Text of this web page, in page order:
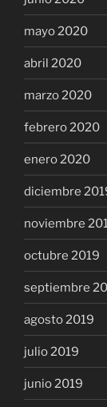
mayo 2020
abril 2020
marzo 2020
febrero 2020
enero 2020
diciembre
noviembre
octubre 2019
septiembre
agosto 2019
julio 2019
junio 2019